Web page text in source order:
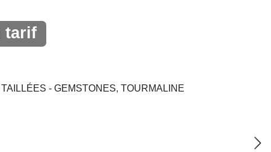
tarif
- GEMSTONES, TOURMALINE